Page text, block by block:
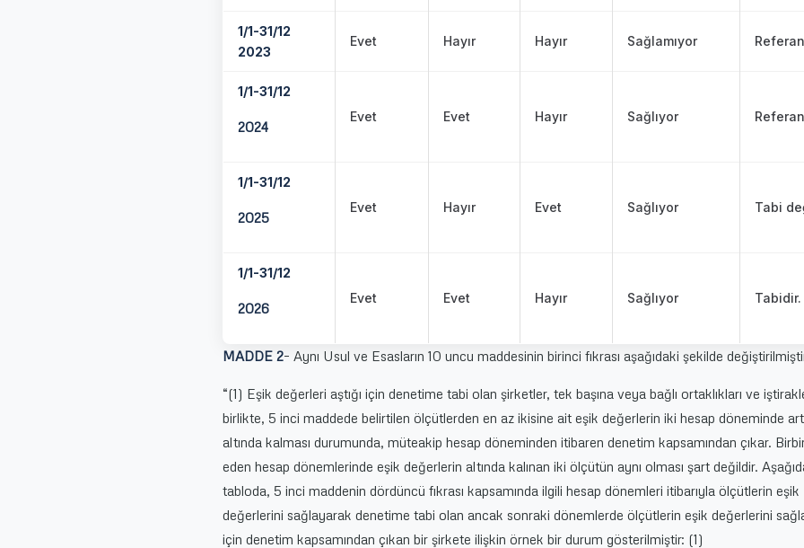
1/1-31/12
2023
Evet Hayır Hayır Sağlamıyor
1/1-31/12
2024
Evet Evet Hayır Sağlıyor
1/1-31/12
2025
Evet Hayır Evet Sağlıyor Tabi
1/1-31/12
2026
Evet Evet Hayır Sağlıyor Tabidir.
MADDE 2– Aynı Usul ve Esasların 10 uncu maddesinin birinci fıkrası aşağıdaki şekilde
“(1) Eşik değerleri aştığı için denetime tabi olan şirketler, tek başına veya bağlı ortaklıkları ve
birlikte, 5 inci maddede belirtilen ölçütlerden en az ikisine ait eşik değerlerin iki hesap döneminde
altında kalması durumunda, müteakip hesap döneminden itibaren denetim kapsamından çıkar.
eden hesap dönemlerinde eşik değerlerin altında kalınan iki ölçütün aynı olması şart değildir.
tabloda, 5 inci maddenin dördüncü fıkrası kapsamında ilgili hesap dönemleri itibarıyla ölçütlerin eşik
değerlerini sağlayarak denetime tabi olan ancak sonraki dönemlerde ölçütlerin eşik değerlerini
için denetim kapsamından çıkan bir şirkete ilişkin örnek bir durum gösterilmiştir: (1)